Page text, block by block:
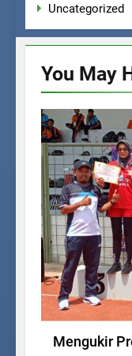
Uncategorized
You May
Mengukir